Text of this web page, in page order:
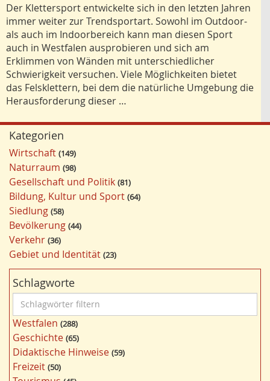
Der Klettersport entwickelte sich in den letzten Jahren
immer weiter zur Trendsportart. Sowohl im Outdoor-
als auch im Indoorbereich kann man diesen Sport
auch in Westfalen ausprobieren und sich am
Erklimmen von Wänden mit unterschiedlicher
Schwierigkeit versuchen. Viele Möglichkeiten bietet
das Felsklettern, bei dem die natürliche Umgebung die
Herausforderung dieser …
Kategorien
Wirtschaft 149
Naturraum 98
Gesellschaft und Politik 81
Bildung, Kultur und Sport 64
Siedlung 58
Bevölkerung 44
Verkehr 36
Gebiet und Identität 23
Schlagworte
c
h
l
a
g
Westfalen 288
Geschichte 65
Didaktische Hinweise 59
Freizeit 50